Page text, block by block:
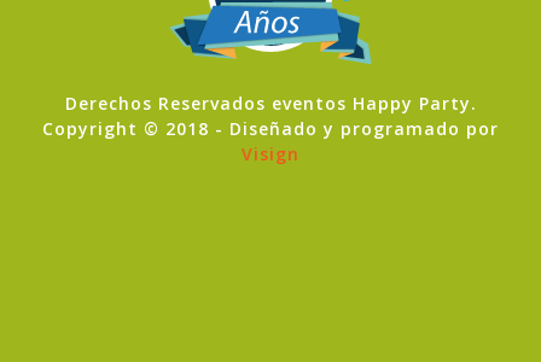
Derechos Reservados eventos Happy Party.
Copyright © 2018 - Diseñado y programado por
Visign